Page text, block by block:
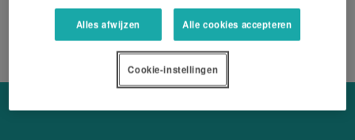
BROCHURE
Alles afwijzen Alle cookies accepteren
Cookie-instellingen